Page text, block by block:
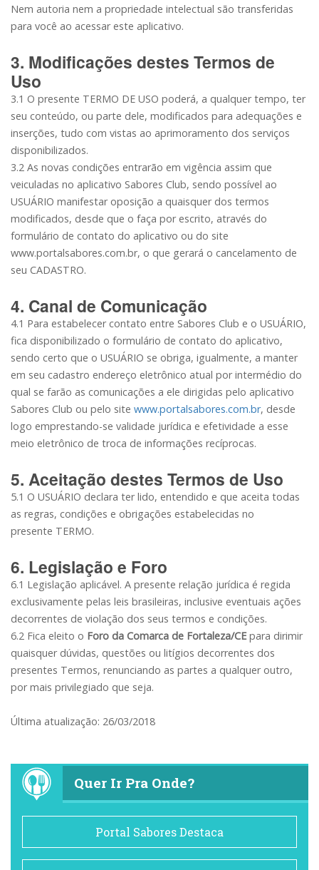
Nem autoria nem a propriedade intelectual são transferidas
para você ao acessar este aplicativo.
3. Modificações destes Termos de
Uso
3.1 O presente TERMO DE USO poderá, a qualquer tempo, ter
seu conteúdo, ou parte dele, modificados para adequações e
inserções, tudo com vistas ao aprimoramento dos serviços
disponibilizados.
3.2 As novas condições entrarão em vigência assim que
veiculadas no aplicativo Sabores Club, sendo possível ao
USUÁRIO manifestar oposição a quaisquer dos termos
modificados, desde que o faça por escrito, através do
formulário de contato do aplicativo ou do site
www.portalsabores.com.br, o que gerará o cancelamento de
seu CADASTRO.
4. Canal de Comunicação
4.1 Para estabelecer contato entre Sabores Club e o USUÁRIO,
fica disponibilizado o formulário de contato do aplicativo,
sendo certo que o USUÁRIO se obriga, igualmente, a manter
em seu cadastro endereço eletrônico atual por intermédio do
qual se farão as comunicações a ele dirigidas pelo aplicativo
Sabores Club ou pelo site www.portalsabores.com.br, desde
logo emprestando-se validade jurídica e efetividade a esse
meio eletrônico de troca de informações recíprocas.
5. Aceitação destes Termos de Uso
5.1 O USUÁRIO declara ter lido, entendido e que aceita todas
as regras, condições e obrigações estabelecidas no
presente TERMO.
6. Legislação e Foro
6.1 Legislação aplicável. A presente relação jurídica é regida
exclusivamente pelas leis brasileiras, inclusive eventuais ações
decorrentes de violação dos seus termos e condições.
6.2 Fica eleito o Foro da Comarca de Fortaleza/CE para dirimir
quaisquer dúvidas, questões ou litígios decorrentes dos
presentes Termos, renunciando as partes a qualquer outro,
por mais privilegiado que seja.
Última atualização: 26/03/2018
Quer Ir Pra Onde?
Portal Sabores Destaca